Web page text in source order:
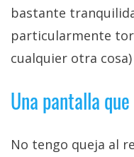
bastante
particularmente
cualquier otra
Una pantalla
No tengo queja al